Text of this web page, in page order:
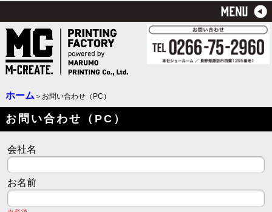
ホーム＞お問い合わせ（PC）
お問い合わせ（PC）
会社名
お名前